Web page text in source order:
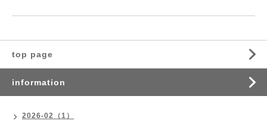
top page
information
2026-02（1）